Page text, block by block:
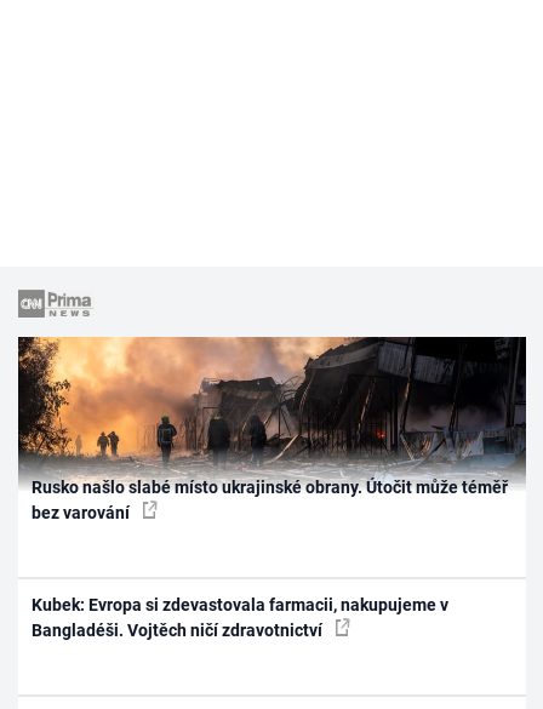
Rusko našlo slabé místo ukrajinské obrany. Útočit může téměř
bez varování
Kubek: Evropa si zdevastovala farmacii, nakupujeme v
Bangladéši. Vojtěch ničí zdravotnictví